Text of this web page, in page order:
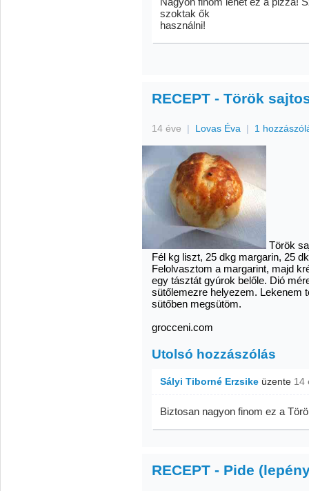
szoktak ők
használni!
RECEPT - Török
14 éve | Lovas Éva | 1
Török
Fél kg liszt, 25 dkg margarin, 25
Felolvasztom a margarint, majd
egy tásztát gyúrok belőle. Dió
sütőlemezre helyezem. Lekenem
sütőben megsütöm.
grocceni.com
Utolsó hozzászólás
Sályi Tiborné Erzsike üzente 14
Biztosan nagyon finom ez a
RECEPT - Pide